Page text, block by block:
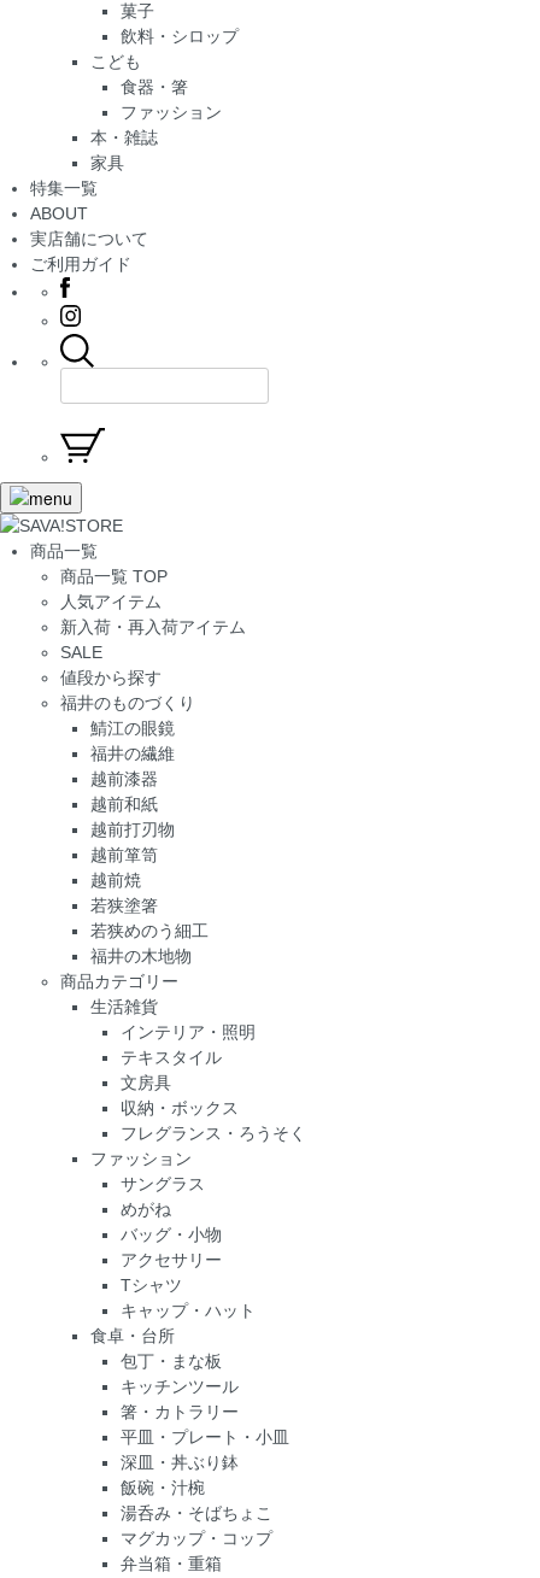
菓子
飲料・シロップ
こども
食器・箸
ファッション
本・雑誌
家具
特集一覧
ABOUT
実店舗について
ご利用ガイド
商品一覧
商品一覧 TOP
人気アイテム
新入荷・再入荷アイテム
SALE
値段から探す
福井のものづくり
鯖江の眼鏡
福井の繊維
越前漆器
越前和紙
越前打刃物
越前箪笥
越前焼
若狭塗箸
若狭めのう細工
福井の木地物
商品カテゴリー
生活雑貨
インテリア・照明
テキスタイル
文房具
収納・ボックス
フレグランス・ろうそく
ファッション
サングラス
めがね
バッグ・小物
アクセサリー
Tシャツ
キャップ・ハット
食卓・台所
包丁・まな板
キッチンツール
箸・カトラリー
平皿・プレート・小皿
深皿・丼ぶり鉢
飯碗・汁椀
湯呑み・そばちょこ
マグカップ・コップ
弁当箱・重箱